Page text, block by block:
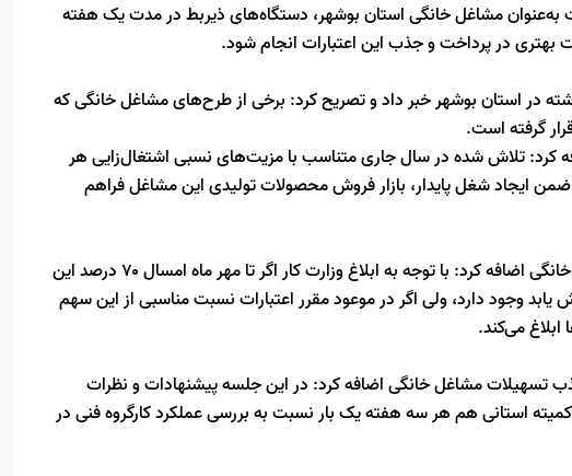
مشاغل خانگی استان بوشهر، دستگاه‌های ذیربط در مدت یک هفته
بهتری در پرداخت و جذب این اعتبارات انجام شود.
در سال گذشته در استان بوشهر خبر داد و تصریح کرد: برخی از طرح‌های مشاغل خانگی که
گرفته است.
کرد: تلاش شده در سال جاری متناسب با مزیت‌های نسبی اشتغال‌زایی هر
ایجاد شغل پایدار، بازار فروش محصولات تولیدی این مشاغل فراهم
باستین با تاکید بر تسریع در جذب تسهیلات مشاغل خانگی اضافه کرد: با توجه به ابلاغ وزارت کار اگر تا مهر ماه امسال ۷۰ درصد این
وجود دارد، ولی اگر در موعود مقرر اعتبارات نسبت مناسبی از این سهم
می‌کند.
مشاغل خانگی اضافه کرد: در این جلسه پیشنهادات و نظرات
استانی هم هر سه هفته یک بار نسبت به بررسی عملکرد کارگروه فنی در